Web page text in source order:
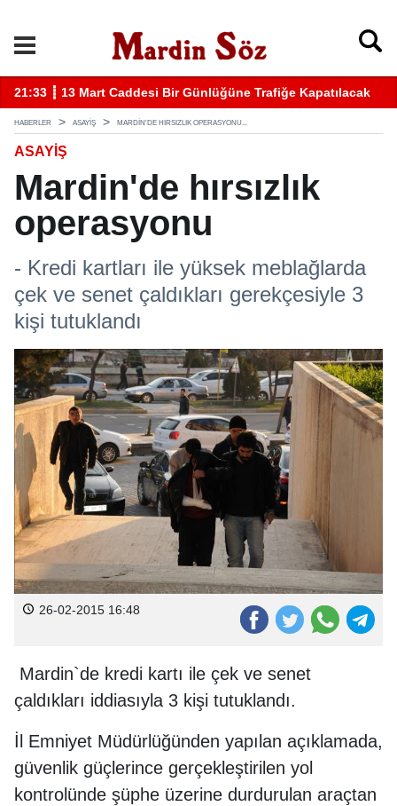
11:57 ┋ Midyat’ta bıçaklı kavga can aldı
HABERLER ASAYİŞ MARDIN'DE HIRSIZLIK OPERASYONU...
ASAYİŞ
Mardin'de hırsızlık
operasyonu
- Kredi kartları ile yüksek meblağlarda
çek ve senet çaldıkları gerekçesiyle 3
kişi tutuklandı
26-02-2015 16:48
Mardin`de kredi kartı ile çek ve senet
çaldıkları iddiasıyla 3 kişi tutuklandı.
İl Emniyet Müdürlüğünden yapılan açıklamada,
güvenlik güçlerince gerçekleştirilen yol
kontrolünde şüphe üzerine durdurulan araçtan